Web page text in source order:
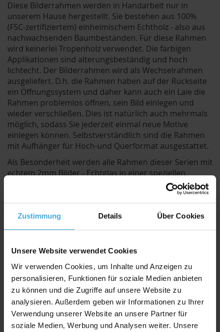
Zustimmung Details Über Cookies
Unsere Website verwendet Cookies
Wir verwenden Cookies, um Inhalte und Anzeigen zu
personalisieren, Funktionen für soziale Medien anbieten
zu können und die Zugriffe auf unsere Website zu
analysieren. Außerdem geben wir Informationen zu Ihrer
Verwendung unserer Website an unsere Partner für
soziale Medien, Werbung und Analysen weiter. Unsere
Diese Bilderrahmen werden in Handarbeit nur in
unserem Hause hergestellt. Sie bestehen aus 100%
(FSC-zertifiziertem) einheimischem Echtholz - also aus
nachwachsenden Baumbeständen. Für diese Rahmen
wird keinerlei Tropenholz verwendet. Die farbigen
Applikationen sind alterungsbeständig und hoch
lichtecht. Der Bilderrahmen wird als Wechselrahmen
ausgeliefert. D.h. die Rahmen haben auf der Rückseite
ein Öffnungssystem und daher kann auch ein Laie die
Rahmen problemlos öffnen, sein Bild einlegen und
wieder verschließen. Dies ist natürlich auch mehrmals
möglich, sodass Sie jederzeit einmal neue Motive
einlegen können. Selbstverständlich sind die Rahmen
mit Aufhänger für Hoch-und Querformat ausgestattet.
Als Besonderheit werden alle Rahmen dieser Serien mit
echtem 2mm Bilder - Echtglas in einer speziellen
bruchsicheren Versandbox ausgeliefert. Dadurch sind
elektrostatische Aufladung mit Staubanziehung,
verkratze Scheiben durch Putzen und geringere Brillanz
der Bilder eliminiert.
natürlich neben unseren günstigen Standard-Größen
auch jedes andere Maß nach Wunsch anfertigen.
Selbstverständlich auch Einzelstücke - Sie müssen also
nicht gleich größere Stückzahlen abnehmen.
Lieferumfang:
Bilderrahmen